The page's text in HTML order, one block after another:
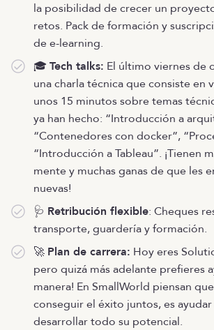
la posibilidad de crecer un
retos. Pack de formación y
de e-learning.
🎓 Tech talks: El último viernes de
una charla técnica que consiste en
unos 15 minutos sobre temas
ya han hecho: “Introducción a
“Contenedores con docker”,
“Introducción a Tableau”. ¡Tienen
mente y muchas ganas de que les
nuevas!
🩺 Retribución flexible: Cheques
transporte, guardería y formación.
🚀 Plan de carrera: Hoy eres
pero quizá más adelante prefieres
manera! En SmallWorld piensan
conseguir el éxito juntos, es ayudar
desarrollar todo su potencial.